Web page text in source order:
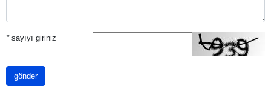
*sayıyı giriniz
gönder